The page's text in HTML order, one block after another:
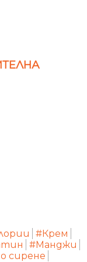
#Крем
#Манджи
сирене